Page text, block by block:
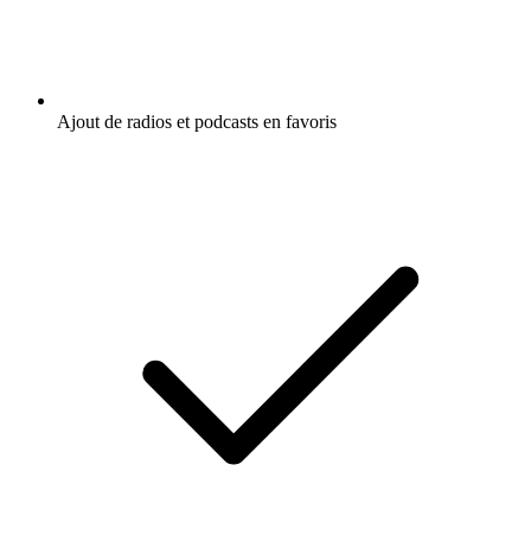
Ajout de radios et podcasts en favoris